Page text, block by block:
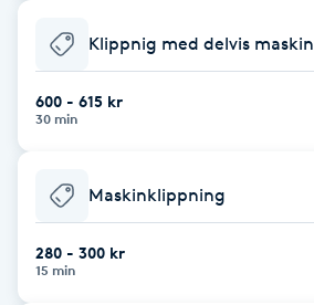
BIAB
Blowout
Brynfärgning
Klippnig med delvis maskin
600 - 615 kr
30 min
Maskinklippning
280 - 300 kr
15 min